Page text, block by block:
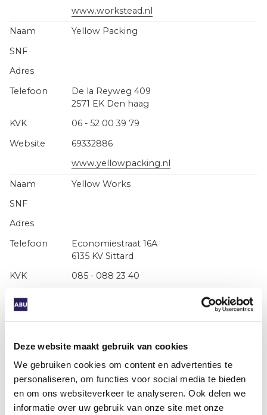
Deze website maakt gebruik van cookies
We gebruiken cookies om content en advertenties te
personaliseren, om functies voor social media te bieden
en om ons websiteverkeer te analyseren. Ook delen we
informatie over uw gebruik van onze site met onze
www.workstead.nl
Yellow Packing
De la Reyweg 409
2571 EK Den haag
06 - 52 00 39 79
69332886
www.yellowpacking.nl
Yellow Works
Economiestraat 16A
6135 KV Sittard
085 - 088 23 40
Siriusdreef 12
2132 WT Hoofddorp